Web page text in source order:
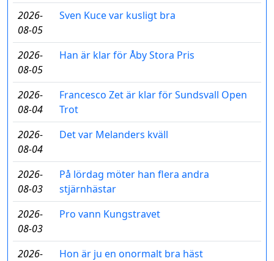
2026-
08-05
Sven Kuce var kusligt bra
2026-
08-05
Han är klar för Åby Stora Pris
2026-
08-04
Francesco Zet är klar för Sundsvall Open
Trot
2026-
08-04
Det var Melanders kväll
2026-
08-03
På lördag möter han flera andra
stjärnhästar
2026-
08-03
Pro vann Kungstravet
2026-
Hon är ju en onormalt bra häst